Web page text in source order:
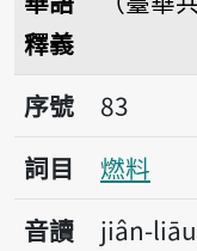
釋義
序號83燃料
序號
83
詞目
燃料
音讀
jiân-